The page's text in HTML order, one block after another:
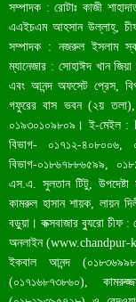
বাংলাদেশ আজ মধ্যম
সম্পাদক : রোটাঃ কাজী
এএইচএম আহসান উল্লাহ্, চীফ
সম্পাদক : নজরুল ইসলাম
ম্যানেজার : সোহাঈদ খান
এবং আনন্দ অফসেট প্রেস,
গফুরের বাস ভবন (২য়
০১৯৩০১০৯৮০৯। ই-মেইল :
বিভাগ- ০১৭১২-৪০৮০০৬,
বিভাগ-০১৮৬৭৮৮৬৫৯৯,
এস.এ. সুলতান টিটু, উপদেষ্টা
কামরুল হাসান শায়ক, লায়ন
বড়ুয়া। কক্সবাজার ব্যুরো চীফ :
অনলাইন (www.chandpur-
ইকবাল আনন্দ
(০১৭১৬৮৭৩৮৬০),